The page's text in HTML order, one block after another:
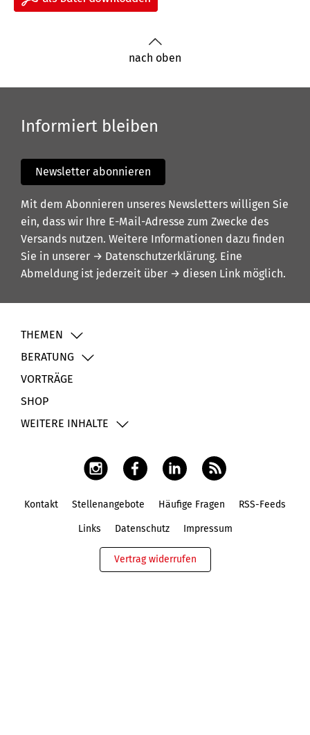
nach oben
Informiert bleiben
Newsletter abonnieren
Mit dem Abonnieren unseres Newsletters willigen Sie
ein, dass wir Ihre E-Mail-Adresse zum Zwecke des
Versands nutzen. Weitere Informationen dazu finden
Sie in unserer → Datenschutzerklärung. Eine
Abmeldung ist jederzeit über → diesen Link möglich.
THEMEN
BERATUNG
VORTRÄGE
SHOP
WEITERE INHALTE
Kontakt Stellenangebote Häufige Fragen RSS-Feeds
Links Datenschutz Impressum
Vertrag widerrufen